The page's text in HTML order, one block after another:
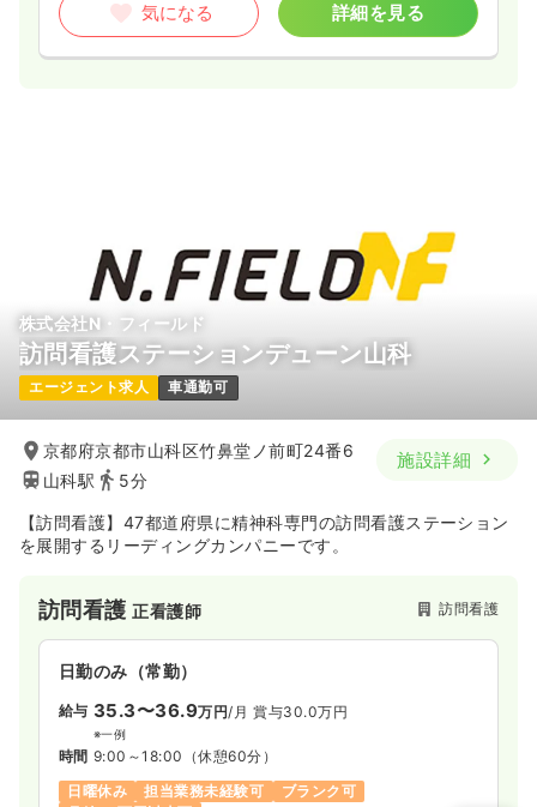
気になる 詳細を見る
株式会社N・フィールド
訪問看護ステーションデューン山科
エージェント求人 車通勤可
京都府京都市山科区竹鼻堂ノ前町24番6
山科駅
5分
施設詳細
【訪問看護】47都道府県に精神科専門の訪問看護ステーション
を展開するリーディングカンパニーです。
訪問看護正看護師 訪問看護
日勤のみ（常勤）
給与 35.3〜36.9万円/月 賞与30.0万円
※一例
時間 9:00～18:00 （休憩60分）
日曜休み
担当業務未経験可
ブランク可